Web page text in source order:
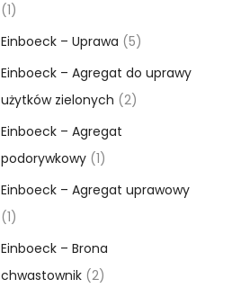
(1)
Einboeck – Uprawa (5)
Einboeck – Agregat do uprawy
użytków zielonych (2)
Einboeck – Agregat
podorywkowy (1)
Einboeck – Agregat uprawowy
(1)
Einboeck – Brona
chwastownik (2)